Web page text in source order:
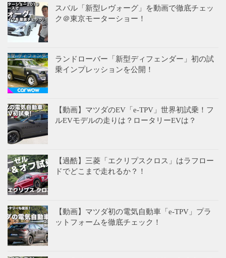
スバル「新型レヴォーグ」を動画で徹底チェッ
ク＠東京モーターショー！
ランドローバー「新型ディフェンダー」初の試
乗インプレッションを公開！
【動画】マツダのEV「e-TPV」世界初試乗！フ
ルEVモデルの走りは？ロータリーEVは？
【過酷】三菱「エクリプスクロス」はラフロー
ドでどこまで走れるか？！
【動画】マツダ初の電気自動車「e-TPV」プラ
ットフォームを徹底チェック！